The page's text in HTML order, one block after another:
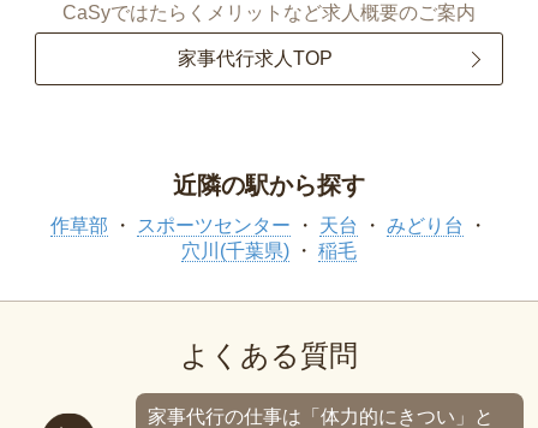
CaSyではたらくメリットなど求人概要のご案内
家事代行求人TOP
近隣の駅から探す
作草部 スポーツセンター 天台
みどり台
穴川(千葉県)
稲毛
よくある質問
家事代行の仕事は「体力的にきつい」と